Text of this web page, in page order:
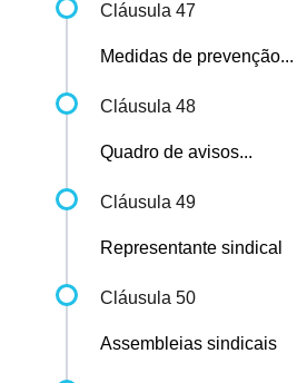
Cláusula 47
Medidas de prevenção...
Cláusula 48
Quadro de avisos...
Cláusula 49
Representante sindical
Cláusula 50
Assembleias sindicais